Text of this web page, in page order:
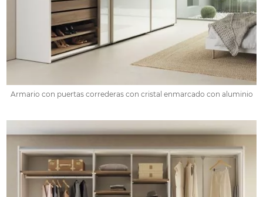
Armario con puertas correderas con cristal enmarcado con aluminio